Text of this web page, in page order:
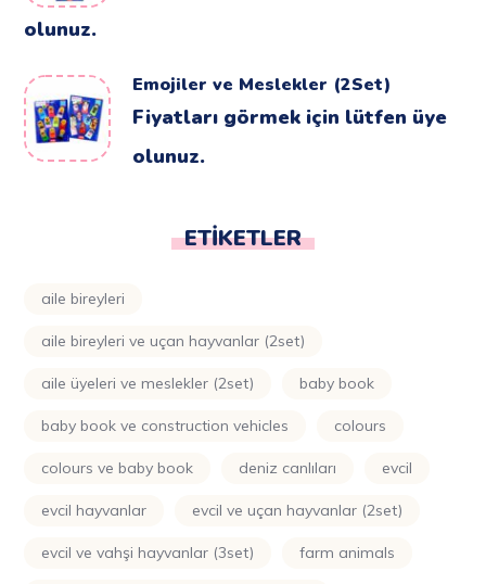
olunuz.
Emojiler ve Meslekler (2Set)
Fiyatları görmek için lütfen üye
olunuz.
ETIKETLER
aile bireyleri
aile bireyleri ve uçan hayvanlar (2set)
aile üyeleri ve meslekler (2set) baby book
baby book ve construction vehicles colours
colours ve baby book deniz canlıları evcil
evcil hayvanlar evcil ve uçan hayvanlar (2set)
evcil ve vahşi hayvanlar (3set) farm animals